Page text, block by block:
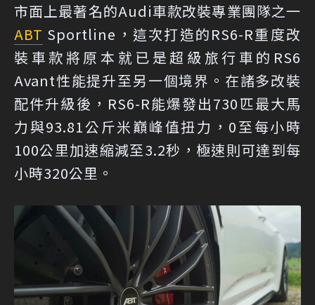
市面上最著名的Audi車款改裝專業團隊之一
ABT Sportline，這次打造的RS6-R重度改
裝車款將原本就已是超級旅行車的RS6
Avant性能提升至另一個境界。在諸多改裝
配件升級後，RS6-R能爆發出730匹最大馬
力與93.81公斤米巔峰值扭力，0至每小時
100公里加速縮減至3.2秒，極速則可達到每
小時320公里。